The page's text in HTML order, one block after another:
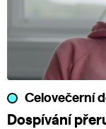
Celovečerní
Dospívání